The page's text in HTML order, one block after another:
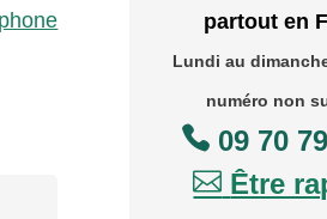
partout en
Lundi au
numéro non
 09 70
 Être